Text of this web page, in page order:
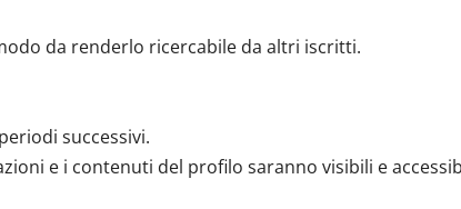
da renderlo ricercabile da altri iscritti.
successivi.
e i contenuti del profilo saranno visibili e